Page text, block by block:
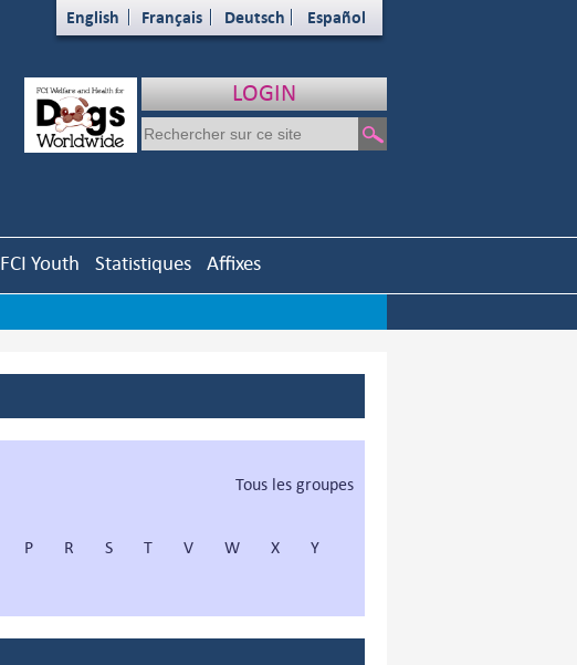
English Français Deutsch Español
LOGIN
FCI Youth Statistiques Affixes
Tous les groupes
P R S T V W X
Y